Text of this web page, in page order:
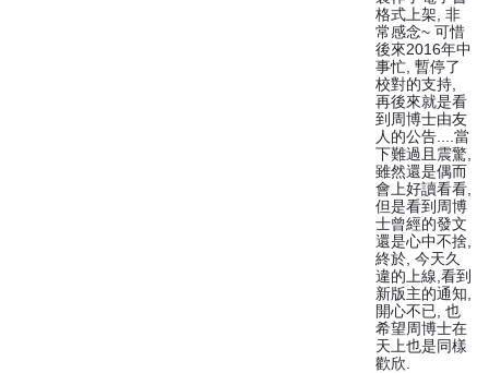
格式上架, 非
常感念~ 可惜
後來2016年中
事忙, 暫停了
校對的支持,
再後來就是看
到周博士由友
人的公告....當
下難過且震驚,
雖然還是偶而
會上好讀看看,
但是看到周博
士曾經的發文
還是心中不捨,
終於, 今天久
違的上線,看到
新版主的通知,
開心不已, 也
希望周博士在
天上也是同樣
歡欣.